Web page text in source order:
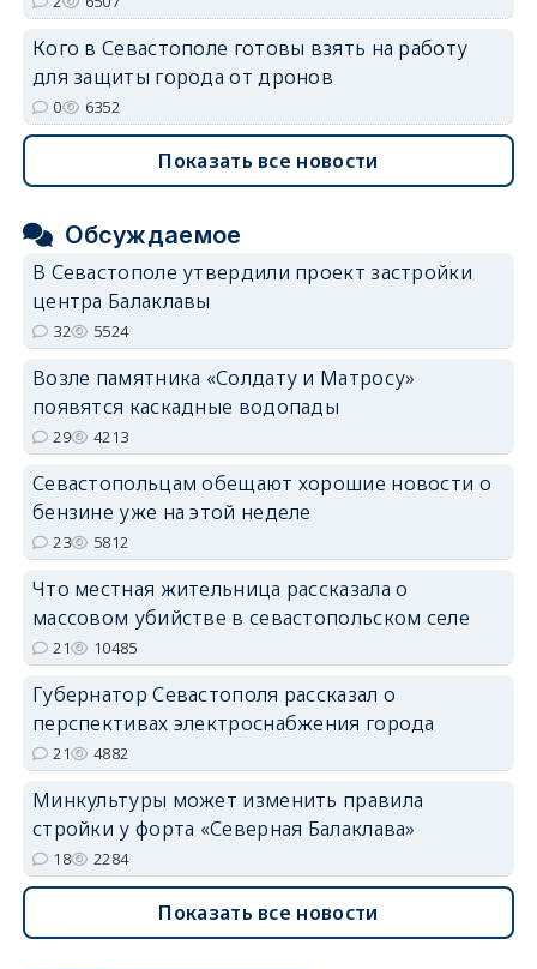
Кого в Севастополе готовы взять на работу
для защиты города от дронов
0 6352
Показать все новости
Обсуждаемое
В Севастополе утвердили проект застройки
центра Балаклавы
32 5524
Возле памятника «Солдату и Матросу»
появятся каскадные водопады
29 4213
Севастопольцам обещают хорошие новости о
бензине уже на этой неделе
23 5812
Что местная жительница рассказала о
массовом убийстве в севастопольском селе
21 10485
Губернатор Севастополя рассказал о
перспективах электроснабжения города
21 4882
Минкультуры может изменить правила
стройки у форта «Северная Балаклава»
18 2284
Показать все новости